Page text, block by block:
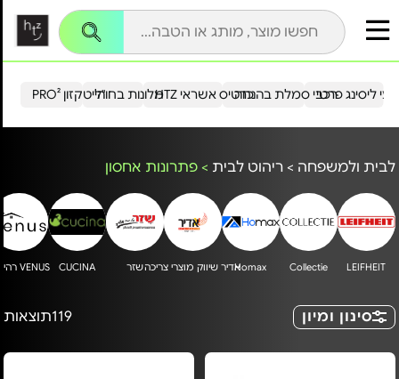
הייטקזון PRO²מלונות בחו"ל כרטיס אשראי HTZ ליסינג פרטירכבי סמלת בהנחה
לבית ולמשפחה > ריהוט לבית > פתרונות אחסון
LEIFHEIT
Collectie
Homaxאדיר שיווק מוצרי צריכהשזר CUCINA VENUS רהיטים
סינון ומיון 119תוצאות